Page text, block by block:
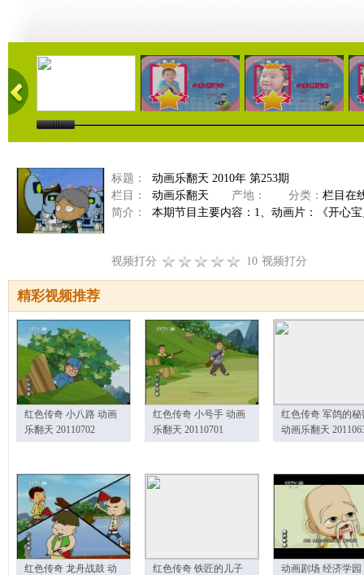
01:03 01:03 01:03
标题：
动画乐翻天 2010年 第253期
栏目：
动画乐翻天 产地： 分类： 栏目在
简介：
本期节目主要内容：1、动画片：《开心
视频打分 10 视频打分
精彩视频推荐
红色传奇 小八路 动画
乐翻天 20110702
红色传奇 小号手 动画
乐翻天 20110701
红色传奇 军鸽的秘
动画乐翻天
红色传奇 龙舟战鼓 动
红色传奇 铁匠的儿子
动画剧场 经济学园